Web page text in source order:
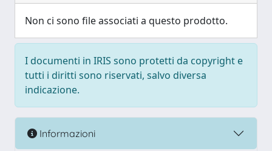
Non ci sono file associati a questo prodotto.
I documenti in IRIS sono protetti da copyright e
tutti i diritti sono riservati, salvo diversa
indicazione.
Informazioni